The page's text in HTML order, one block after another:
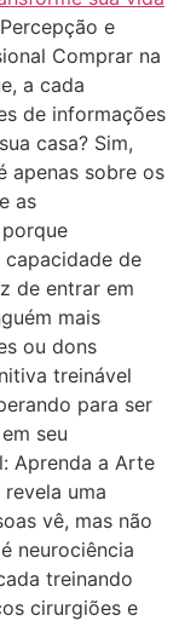
e
Comprar na
a cada
de informações
casa? Sim,
apenas sobre os
as
capacidade de
de entrar em
mais
ou dons
treinável
para ser
seu
Aprenda a Arte
revela uma
vê, mas não
neurociência
treinando
cirurgiões e